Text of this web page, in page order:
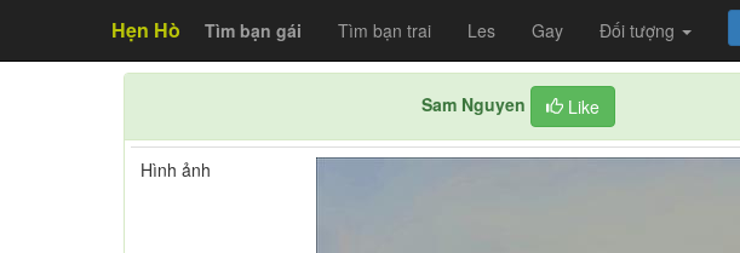
Hẹn Hò Tìm bạn gái Tìm bạn trai Les Gay Đối tượng
Sam Nguyen Like
Hình ảnh